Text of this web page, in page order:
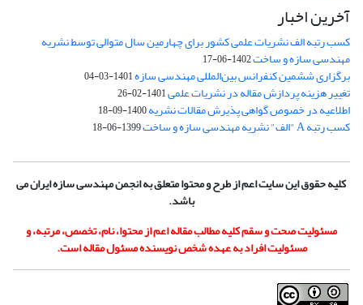
آخرین اخبار
کسب رتبه الف نشریات علمی کشور برای چهارمین سال متوالی توسط نشریه
مهندسی سازه و ساخت1402-06-17
برگزاری ششمین کنفرانس بین‌المللی مهندسی سازه1401-03-04
تغییر هزینه پردازش مقاله در نشریات علمی1401-02-26
اطلاعیه در خصوص گواهی پذیرش مقالات نشریه1400-09-18
کسب رتبه A "الف" نشریه مهندسی سازه و ساخت 1399-06-18
کلیه حقوق این سایت اعم از طرح و محتوا متعلق به انجمن مهندسی سازه ایران می
باشد.
مسئولیت صحت و سقم کلیه مطالب مقاله اعم از محتوا، نام، تخصص، مرتبه، و
مسئولیت افراد به عهده شخص نویسنده مسئول مقاله است.